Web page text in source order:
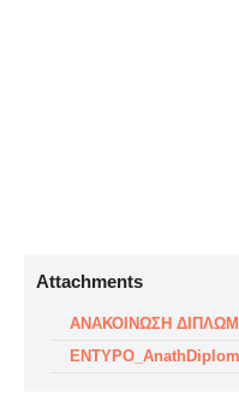
Attachments
ΑΝΑΚΟΙΝΩΣΗ